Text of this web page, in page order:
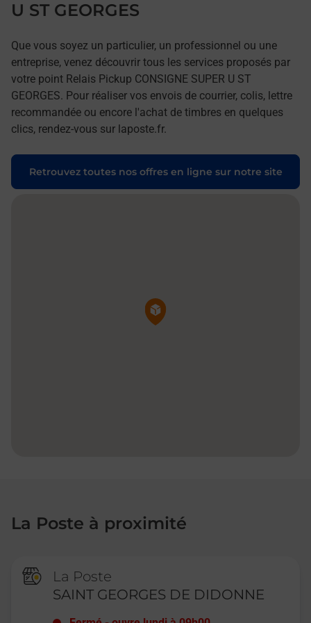
U ST GEORGES
Que vous soyez un particulier, un professionnel ou une
entreprise, venez découvrir tous les services proposés par
votre point Relais Pickup CONSIGNE SUPER U ST
GEORGES. Pour réaliser vos envois de courrier, colis, lettre
recommandée ou encore l'achat de timbres en quelques
clics, rendez-vous sur laposte.fr.
Retrouvez toutes nos offres en ligne sur notre site
Pin de la carte
La Poste à proximité
La Poste
SAINT GEORGES DE DIDONNE